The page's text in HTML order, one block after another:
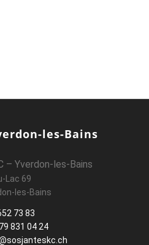
les-Bains
– Yverdon-les-Bains
Lac 69
les-Bains
73 83
831 04 24